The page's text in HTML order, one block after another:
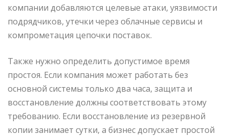
компании добавляются целевые атаки, уязвимости
подрядчиков, утечки через облачные сервисы и
компрометация цепочки поставок.
Также нужно определить допустимое время
простоя. Если компания может работать без
основной системы только два часа, защита и
восстановление должны соответствовать этому
требованию. Если восстановление из резервной
копии занимает сутки, а бизнес допускает простой